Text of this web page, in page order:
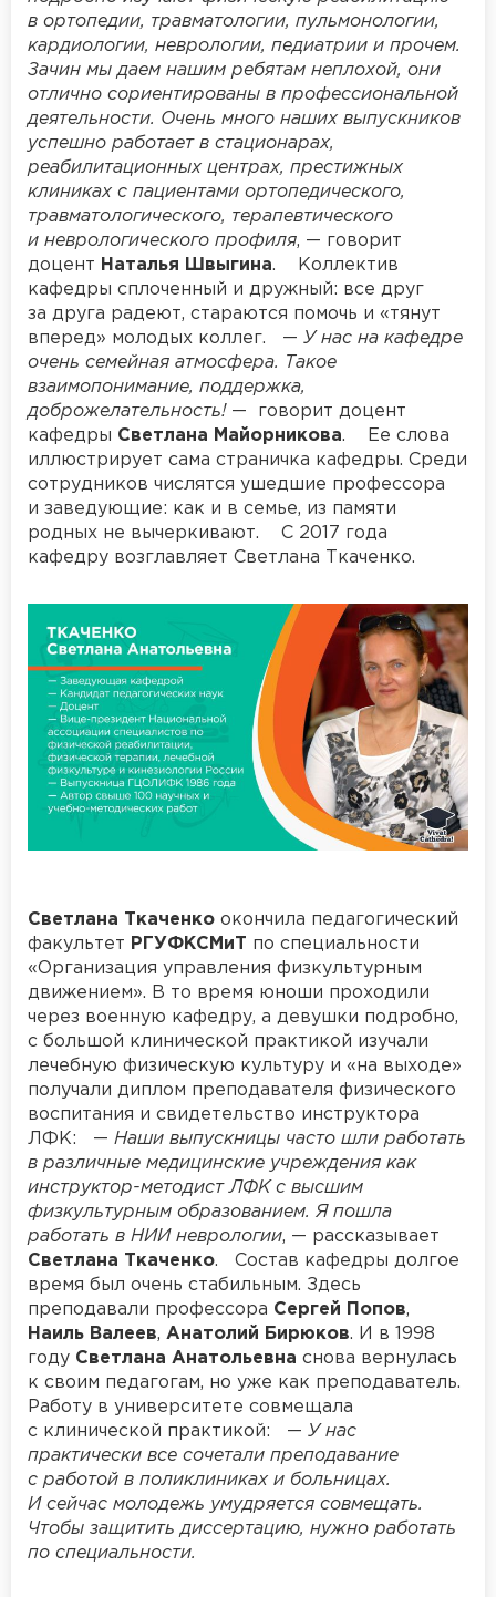
в ортопедии, травматологии, пульмонологии,
кардиологии, неврологии, педиатрии и прочем.
Зачин мы даем нашим ребятам неплохой, они
отлично сориентированы в профессиональной
деятельности. Очень много наших выпускников
успешно работает в стационарах,
реабилитационных центрах, престижных
клиниках с пациентами ортопедического,
травматологического, терапевтического
и неврологического профиля, — говорит
доцент Наталья Швыгина. Коллектив
кафедры сплоченный и дружный: все друг
за друга радеют, стараются помочь и «тянут
вперед» молодых коллег. — У нас на кафедре
очень семейная атмосфера. Такое
взаимопонимание, поддержка,
доброжелательность! — говорит доцент
кафедры Светлана Майорникова. Ее слова
иллюстрирует сама страничка кафедры. Среди
сотрудников числятся ушедшие профессора
и заведующие: как и в семье, из памяти
родных не вычеркивают. С 2017 года
кафедру возглавляет Светлана Ткаченко.
Светлана Ткаченко окончила педагогический
факультет РГУФКСМиТ по специальности
«Организация управления физкультурным
движением». В то время юноши проходили
через военную кафедру, а девушки подробно,
с большой клинической практикой изучали
лечебную физическую культуру и «на выходе»
получали диплом преподавателя физического
воспитания и свидетельство инструктора
ЛФК: — Наши выпускницы часто шли работать
в различные медицинские учреждения как
инструктор-методист ЛФК с высшим
физкультурным образованием. Я пошла
работать в НИИ неврологии, — рассказывает
Светлана Ткаченко. Состав кафедры долгое
время был очень стабильным. Здесь
преподавали профессора Сергей Попов,
Наиль Валеев, Анатолий Бирюков. И в 1998
году Светлана Анатольевна снова вернулась
к своим педагогам, но уже как преподаватель.
Работу в университете совмещала
с клинической практикой: — У нас
практически все сочетали преподавание
с работой в поликлиниках и больницах.
И сейчас молодежь умудряется совмещать.
Чтобы защитить диссертацию, нужно работать
по специальности.